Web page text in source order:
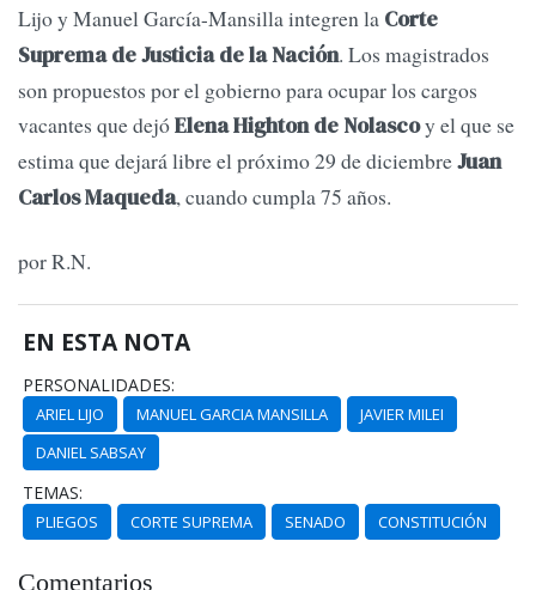
Lijo y Manuel García-Mansilla integren la Corte
Suprema de Justicia de la Nación. Los magistrados
son propuestos por el gobierno para ocupar los cargos
vacantes que dejóElena Highton de Nolascoy el que se
estima que dejará libre el próximo 29 de diciembreJuan
Carlos Maqueda, cuando cumpla 75 años.
por R.N.
EN ESTA NOTA
PERSONALIDADES:
ARIEL LIJO MANUEL GARCIA MANSILLA
JAVIER MILEI
DANIEL SABSAY
TEMAS:
PLIEGOS CORTE SUPREMA SENADO CONSTITUCIÓN
Comentarios